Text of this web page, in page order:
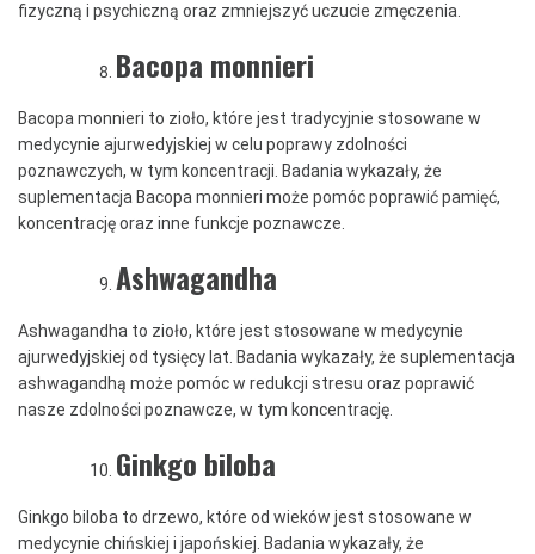
fizyczną i psychiczną oraz zmniejszyć uczucie zmęczenia.
Bacopa monnieri
Bacopa monnieri to zioło, które jest tradycyjnie stosowane w
medycynie ajurwedyjskiej w celu poprawy zdolności
poznawczych, w tym koncentracji. Badania wykazały, że
suplementacja Bacopa monnieri może pomóc poprawić pamięć,
koncentrację oraz inne funkcje poznawcze.
Ashwagandha
Ashwagandha to zioło, które jest stosowane w medycynie
ajurwedyjskiej od tysięcy lat. Badania wykazały, że suplementacja
ashwagandhą może pomóc w redukcji stresu oraz poprawić
nasze zdolności poznawcze, w tym koncentrację.
Ginkgo biloba
Ginkgo biloba to drzewo, które od wieków jest stosowane w
medycynie chińskiej i japońskiej. Badania wykazały, że